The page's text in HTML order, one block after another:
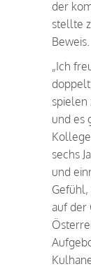
der
stellte
Beweis.
„Ich
spielen
und es
sechs
und
Gefühl,
auf der